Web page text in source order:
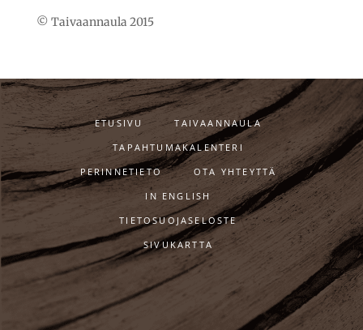
© Taivaannaula 2015
ETUSIVU
TAIVAANNAULA
TAPAHTUMAKALENTERI
PERINNETIETO
OTA YHTEYTTÄ
IN ENGLISH
TIETOSUOJASELOSTE
SIVUKARTTA